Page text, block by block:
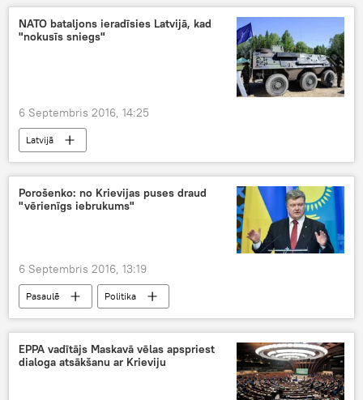
NATO bataljons ieradīsies Latvijā, kad
"nokusīs sniegs"
6 Septembris 2016, 14:25
Latvijā
Porošenko: no Krievijas puses draud
"vērienīgs iebrukums"
6 Septembris 2016, 13:19
Pasaulē Politika
EPPA vadītājs Maskavā vēlas apspriest
dialoga atsākšanu ar Krieviju